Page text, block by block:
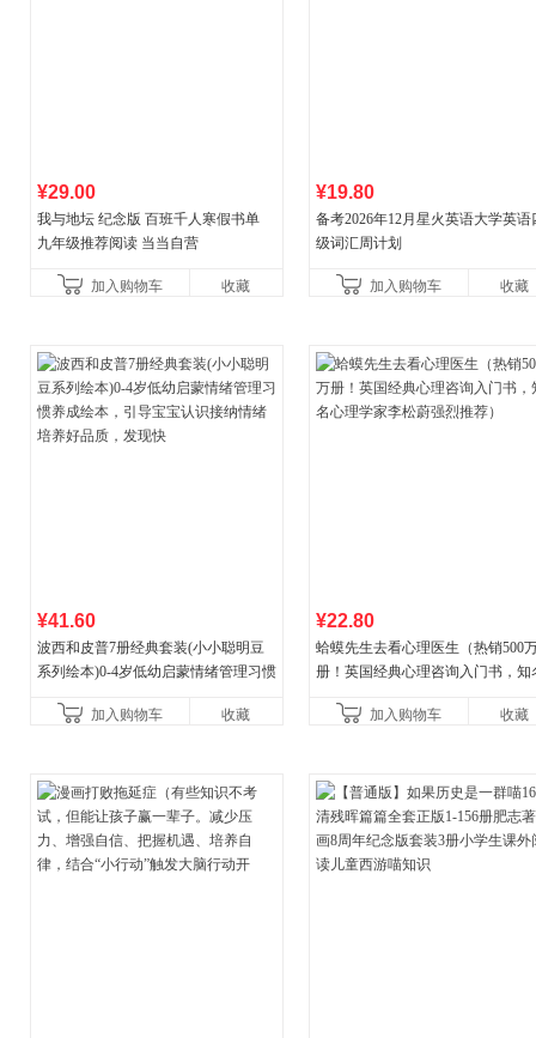
¥29.00
我与地坛 纪念版 百班千人寒假书单
九年级推荐阅读 当当自营
加入购物车 收藏
¥19.80
备考2026年12月星火英语大学英语
级词汇周计划
加入购物车 收藏
¥41.60
波西和皮普7册经典套装(小小聪明豆
系列绘本)0-4岁低幼启蒙情绪管理习惯
养好品质，发现快
加入购物车 收藏
¥22.80
蛤蟆先生去看心理医生（热销500
册！英国经典心理咨询入门书，知
加入购物车
收藏